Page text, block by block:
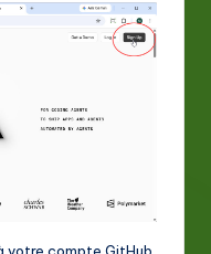
votre compte GitHub.